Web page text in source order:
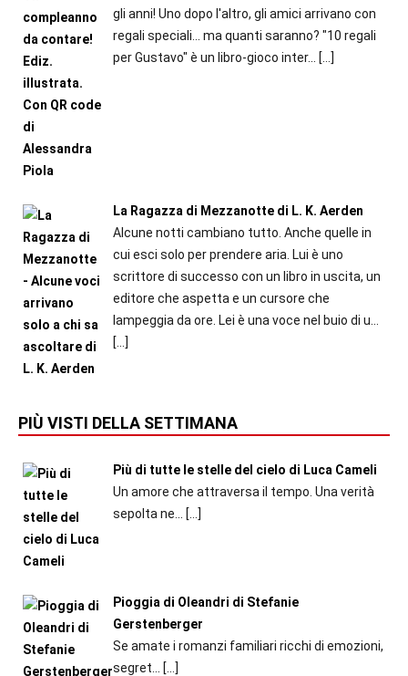
gli anni! Uno dopo l'altro, gli amici arrivano con
regali speciali... ma quanti saranno? "10 regali
per Gustavo" è un libro-gioco inter...
[…]
La Ragazza di Mezzanotte di L. K. Aerden
Alcune notti cambiano tutto. Anche quelle in
cui esci solo per prendere aria. Lui è uno
scrittore di successo con un libro in uscita, un
editore che aspetta e un cursore che
lampeggia da ore. Lei è una voce nel buio di u...
[…]
PIÙ VISTI DELLA SETTIMANA
Più di tutte le stelle del cielo di Luca Cameli
Un amore che attraversa il tempo. Una verità
sepolta ne...
[…]
Pioggia di Oleandri di Stefanie
Gerstenberger
Se amate i romanzi familiari ricchi di emozioni,
segret...
[…]